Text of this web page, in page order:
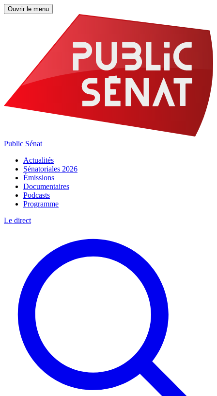
Ouvrir le menu
Public Sénat
Actualités
Sénatoriales 2026
Émissions
Documentaires
Podcasts
Programme
Le direct